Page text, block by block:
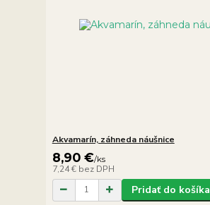
Akvamarín, záhneda náušnice
8,90 €/ks
7,24 € bez DPH
Pridať do košíka